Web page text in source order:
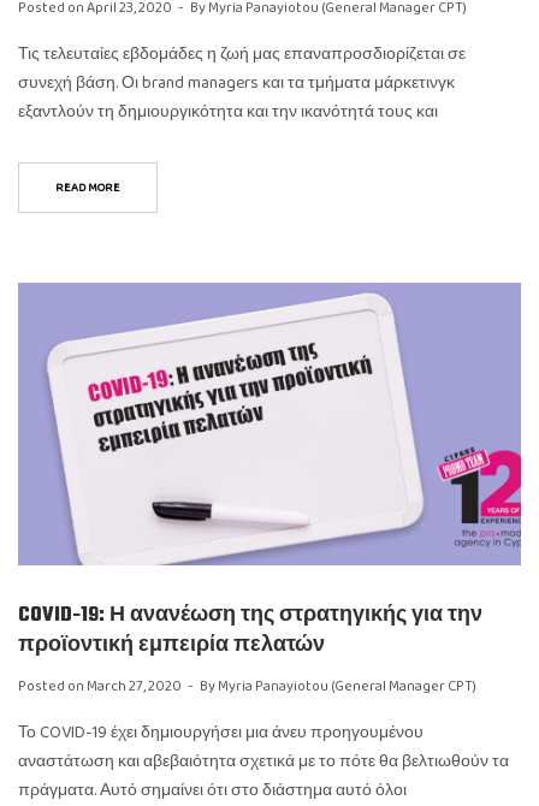
Posted onApril 23, 2020 ByMyria Panayiotou (General Manager CPT)
Τις τελευταίες εβδομάδες η ζωή μας επαναπροσδιορίζεται σε
συνεχή βάση. Οι brand managers και τα τμήματα μάρκετινγκ
εξαντλούν τη δημιουργικότητα και την ικανότητά τους και
READ MORE
COVID-19: Η ανανέωση της στρατηγικής για την
προϊοντική εμπειρία πελατών
Posted on March 27, 2020 ByMyria Panayiotou (General Manager CPT)
Το COVID-19 έχει δημιουργήσει μια άνευ προηγουμένου
αναστάτωση και αβεβαιότητα σχετικά με το πότε θα βελτιωθούν τα
πράγματα. Αυτό σημαίνει ότι στο διάστημα αυτό όλοι